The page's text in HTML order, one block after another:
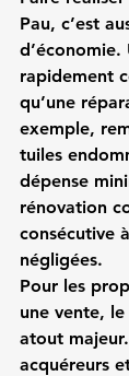
Pau, c’est
rapidement
qu’une
exemple,
tuiles
dépense
rénovation
consécutive
négligées.
Pour les
une vente,
atout
acquéreurs